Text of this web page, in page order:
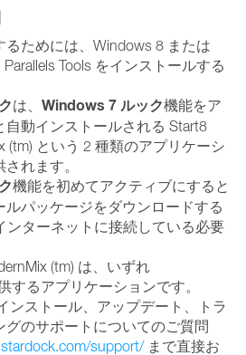
るためには、Windows 8 または
Tools をインストールする
は、 Windows 7 ルック機能をア
自動インストールされる Start8
(tm) という 2 種類のアプリケーシ
れます。
機能を初めてアクティブにすると
ルパッケージをダウンロードする
ンターネットに接続している必要
(tm) は、いずれ
するアプリケーションです。
ンストール、アップデート、トラ
グのサポートについてのご質問
support/まで直接お